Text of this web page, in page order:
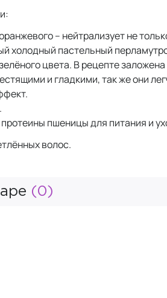
– нейтрализует не
холодный пастельный
цвета. В рецепте заложена
и гладкими, так же они
пшеницы для питания и
волос.
(0)